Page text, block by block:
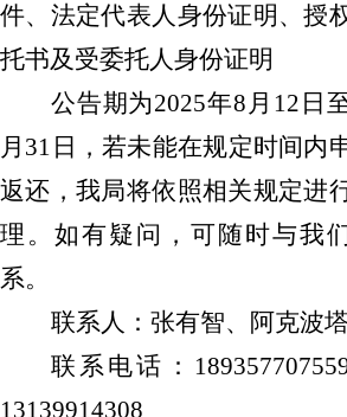
件、法定代表人身份证明、授
托书及受委托人身份证明
公告期为2025年8月12日
月31日，若未能在规定时间内
返还，我局将依照相关规定进
理。如有疑问，可随时与我
系。
联系人：张有智、阿克波塔
联系电话：
13139914308